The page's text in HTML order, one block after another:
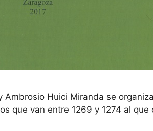
Huici Miranda se
que van entre 1269 y 1274 al